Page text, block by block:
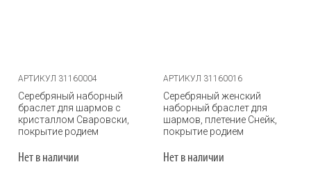
АРТИКУЛ 31160004
Серебряный наборный
браслет для шармов с
кристаллом Сваровски,
покрытие родием
Нет в наличии
АРТИКУЛ 31160016
Серебряный женский
наборный браслет для
шармов, плетение Снейк,
покрытие родием
Нет в наличии